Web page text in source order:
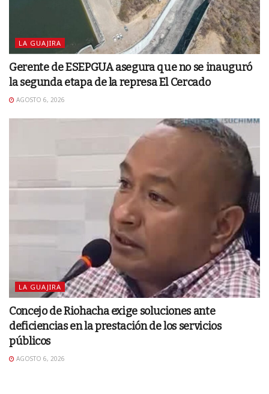
LA GUAJIRA
Gerente de ESEPGUA asegura que no se inauguró
la segunda etapa de la represa El Cercado
AGOSTO 6, 2026
LA GUAJIRA
Concejo de Riohacha exige soluciones ante
deficiencias en la prestación de los servicios
públicos
AGOSTO 6, 2026